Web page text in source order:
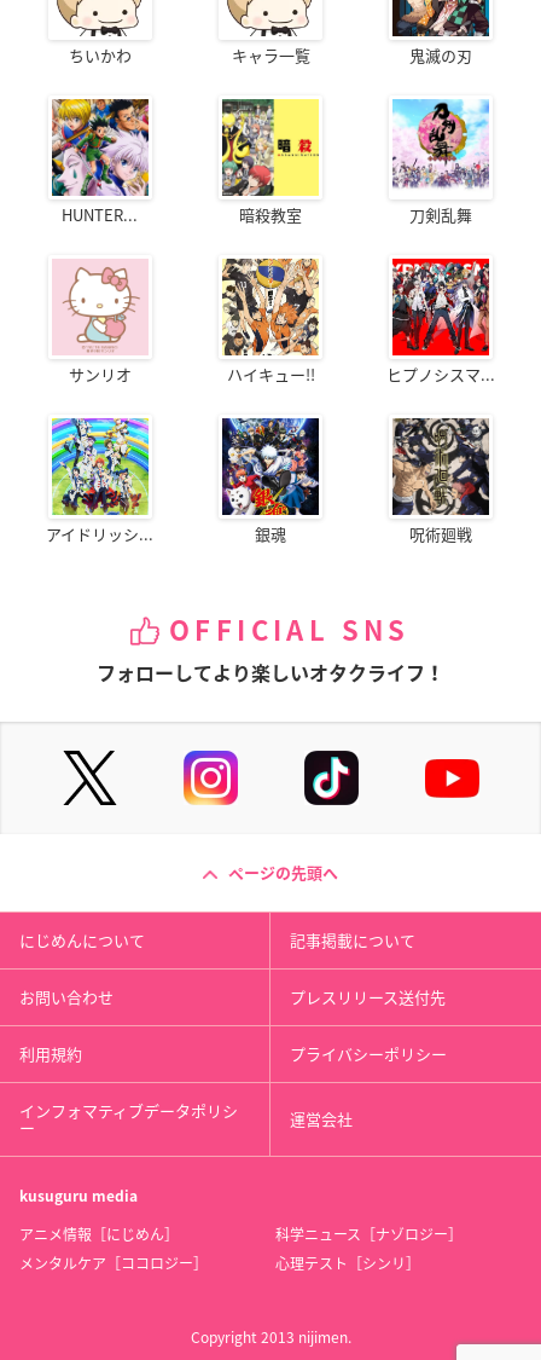
ちいかわ キャラ一覧 鬼滅の刃
HUNTER... 暗殺教室 刀剣乱舞
サンリオ ハイキュー!! ヒプノシスマ...
アイドリッシ... 銀魂 呪術廻戦
OFFICIAL SNS
フォローしてより楽しいオタクライフ！
ページの先頭へ
にじめんについて 記事掲載について
お問い合わせ プレスリリース送付先
利用規約 プライバシーポリシー
インフォマティブデータポリシ
ー 運営会社
kusuguru media
アニメ情報［にじめん］
科学ニュース［ナゾロジー］
メンタルケア［ココロジー］
心理テスト［シンリ］
Copyright 2013 nijimen.